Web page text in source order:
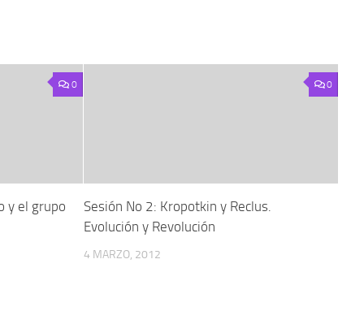
0
y el grupo
0
Sesión No 2: Kropotkin y Reclus.
Evolución y Revolución
4 MARZO, 2012